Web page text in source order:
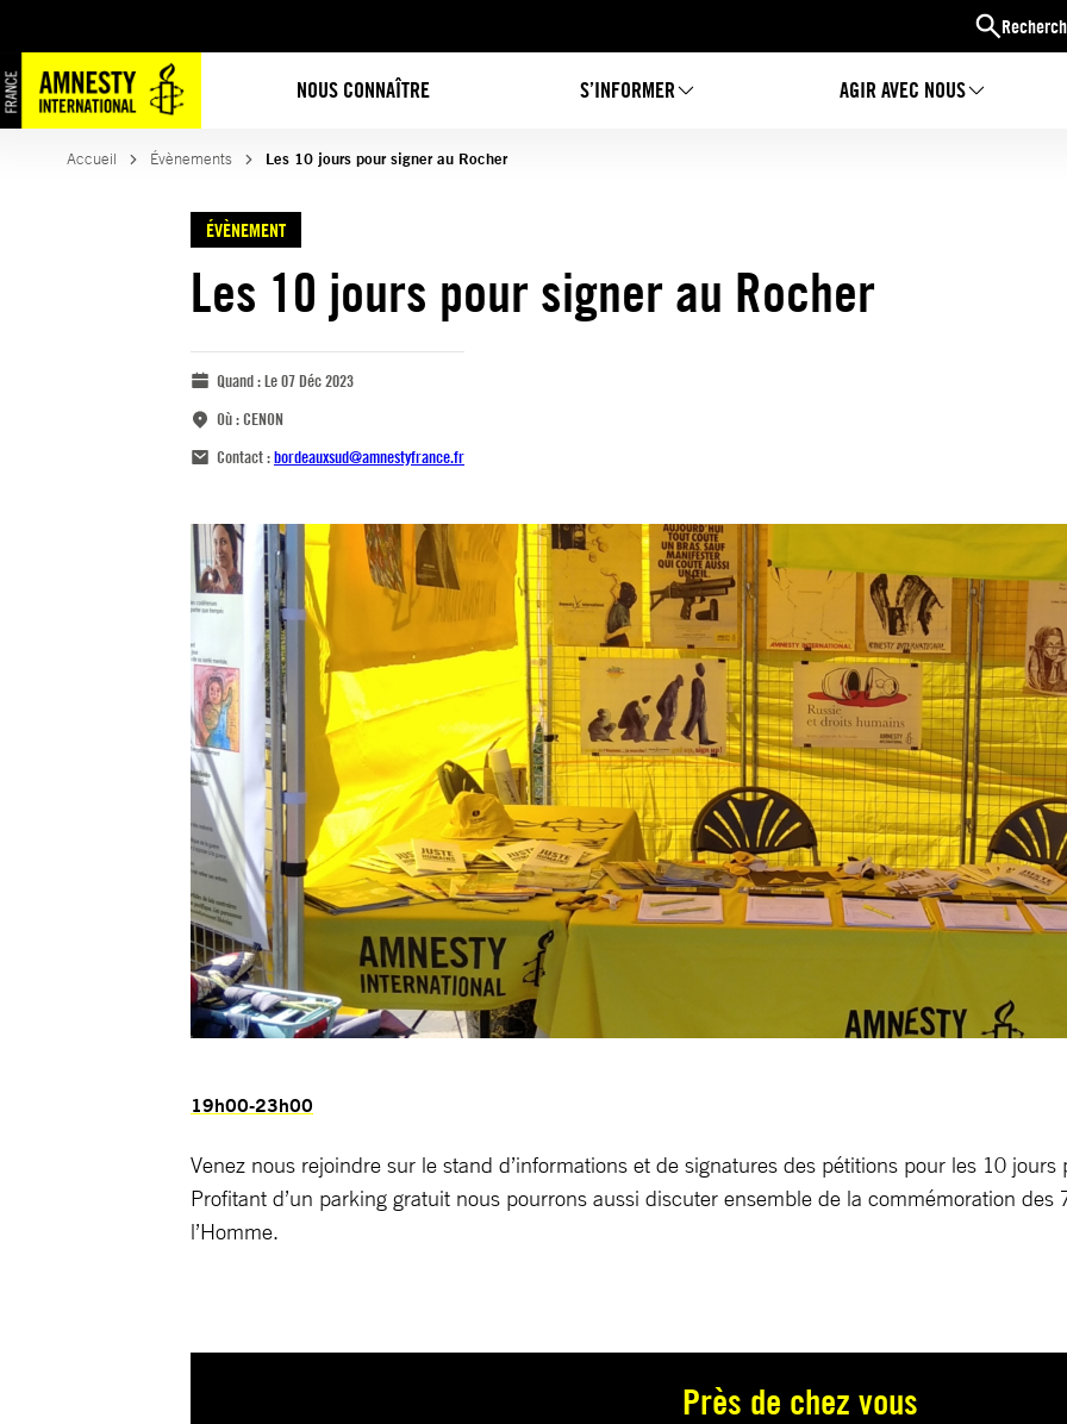
NOUS CONNAÎTRE S’INFORMER AGIR AVEC NOUS
Accueil Évènements Les 10 jours pour signer au Rocher
ÉVÈNEMENT
Les 10 jours pour signer au Rocher
Quand :Le 07 Déc 2023
Où :CENON
Contact :bordeauxsud@amnestyfrance.fr
19h00-23h00
Venez nous rejoindre sur le stand d’informations et de signatures des pétitions pour les 10
Profitant d’un parking gratuit nous pourrons aussi discuter ensemble de la commémoration des
l’Homme.
Près de chez vous